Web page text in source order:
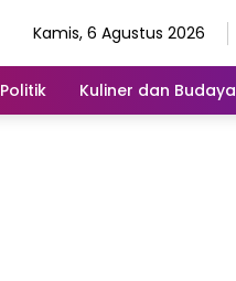
Kamis, 6 Agustus 2026
Politik Kuliner dan Budaya